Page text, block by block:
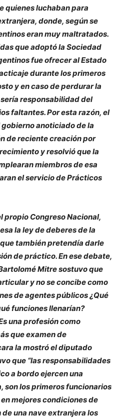
quienes luchaban para
donde, según se
eran muy maltratados.
que adoptó la Sociedad
fue ofrecer al Estado
durante los primeros
y en caso de perdurar la
responsabilidad del
faltantes. Por esta razón, el
anoticiado de la
de reciente creación por
y resolvió que la
miembros de esa
el servicio de Prácticos
propio Congreso Nacional,
la ley de deberes de la
también pretendía darle
de práctico. En ese debate,
Mitre sostuvo que
y no se concibe como
de agentes públicos ¿Qué
funciones llenarían?
una profesión como
que examen de
la mostró el diputado
que “las responsabilidades
a bordo ejercen una
son los primeros funcionarios
mejores condiciones de
una nave extranjera los